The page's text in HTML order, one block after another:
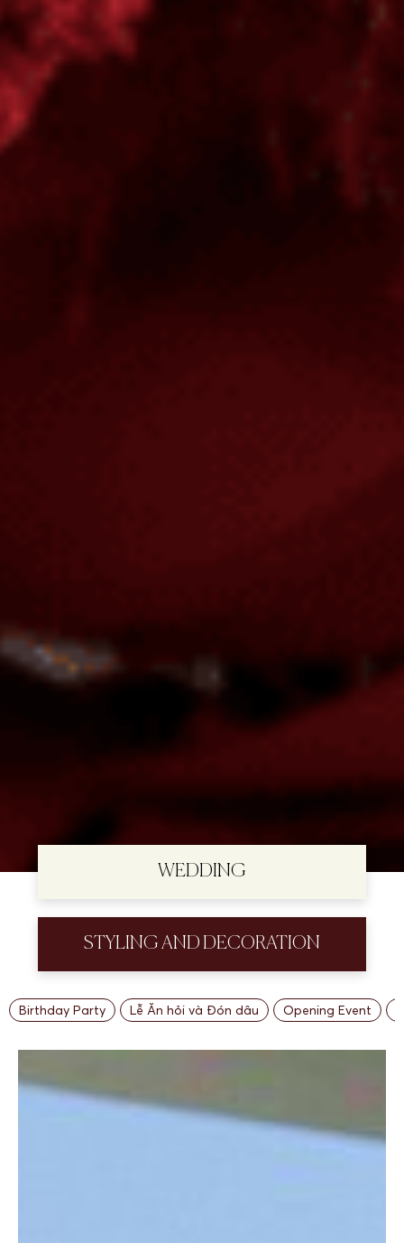
WEDDING
STYLING AND DECORATION
Birthday Party Lễ Ăn hỏi và Đón dâu Opening Event